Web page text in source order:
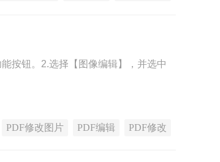
按钮。2.选择【图像编辑】，并选中
PDF修改图片 PDF编辑 PDF修改